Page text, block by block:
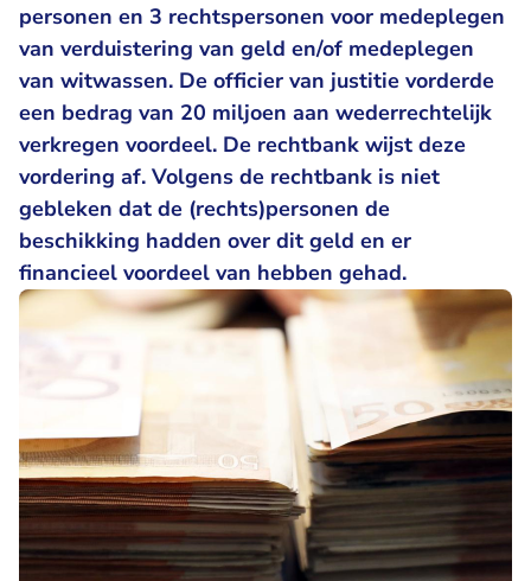
personen en 3 rechtspersonen voor medeplegen
van verduistering van geld en/of medeplegen
van witwassen. De officier van justitie vorderde
een bedrag van 20 miljoen aan wederrechtelijk
verkregen voordeel. De rechtbank wijst deze
vordering af. Volgens de rechtbank is niet
gebleken dat de (rechts)personen de
beschikking hadden over dit geld en er
financieel voordeel van hebben gehad.